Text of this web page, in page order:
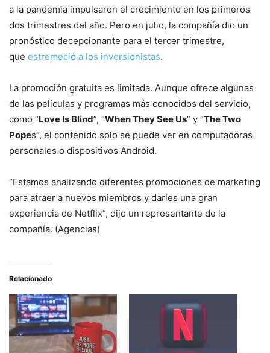
a la pandemia impulsaron el crecimiento en los primeros
dos trimestres del año. Pero en julio, la compañía dio un
pronóstico decepcionante para el tercer trimestre,
que estremeció a los inversionistas.
La promoción gratuita es limitada. Aunque ofrece algunas
de las películas y programas más conocidos del servicio,
como “Love Is Blind”, “When They See Us” y “The Two
Popes”, el contenido solo se puede ver en computadoras
personales o dispositivos Android.
“Estamos analizando diferentes promociones de marketing
para atraer a nuevos miembros y darles una gran
experiencia de Netflix”, dijo un representante de la
compañía. (Agencias)
Relacionado